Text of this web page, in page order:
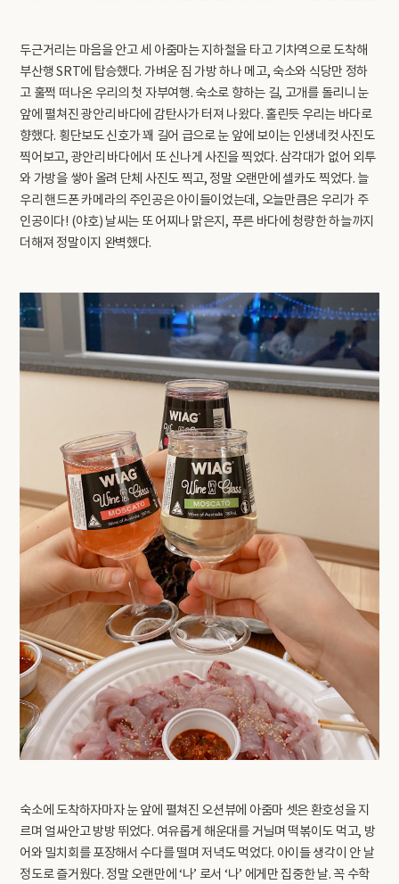
두근거리는 마음을 안고 세 아줌마는 지하철을 타고 기차역으로 도착해
부산행 SRT에 탑승했다. 가벼운 짐 가방 하나 메고, 숙소와 식당만 정하
고 훌쩍 떠나온 우리의 첫 자부여행. 숙소로 향하는 길, 고개를 돌리니 눈
앞에 펼쳐진 광안리 바다에 감탄사가 터져 나왔다. 홀린듯 우리는 바다로
향했다. 횡단보도 신호가 꽤 길어 급으로 눈 앞에 보이는 인생네컷 사진도
찍어보고, 광안리 바다에서 또 신나게 사진을 찍었다. 삼각대가 없어 외투
와 가방을 쌓아 올려 단체 사진도 찍고, 정말 오랜만에 셀카도 찍었다. 늘
우리 핸드폰 카메라의 주인공은 아이들이었는데, 오늘만큼은 우리가 주
인공이다! (야호) 날씨는 또 어찌나 맑은지, 푸른 바다에 청량한 하늘까지
더해져 정말이지 완벽했다.
숙소에 도착하자마자 눈 앞에 펼쳐진 오션뷰에 아줌마 셋은 환호성을 지
르며 얼싸안고 방방 뛰었다. 여유롭게 해운대를 거닐며 떡볶이도 먹고, 방
어와 밀치회를 포장해서 수다를 떨며 저녁도 먹었다. 아이들 생각이 안 날
정도로 즐거웠다. 정말 오랜만에 ‘나’ 로서 ‘나’ 에게만 집중한 날. 꼭 수학